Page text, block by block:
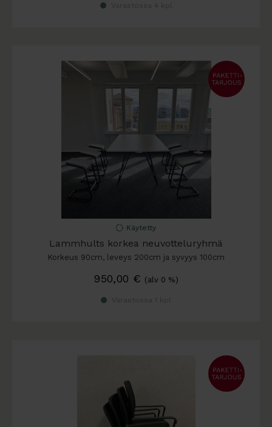
Käytetty
Lammhults korkea neuvotteluryhmä
Korkeus 90cm, leveys 200cm ja syvyys 100cm
950,00 € (alv 0 %)